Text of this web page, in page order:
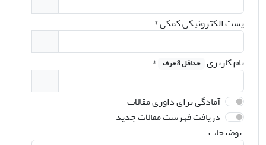
پست الکترونیکی کمکی*
نام کاربری حداقل 8 حرف *
آمادگی برای داوری مقالات
دریافت فهرست مقالات جدید
توضیحات